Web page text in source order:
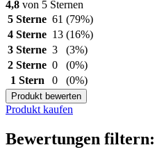
4,8 von 5 Sternen
5 Sterne 61 (79%)
4 Sterne 13 (16%)
3 Sterne 3
(3%)
2 Sterne 0
(0%)
1 Stern
0 (0%)
Produkt bewerten
Produkt kaufen
Bewertungen filtern: